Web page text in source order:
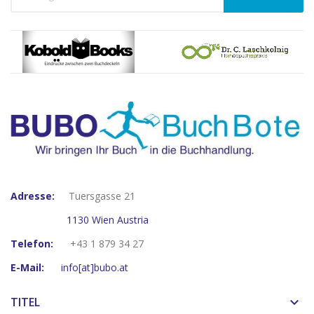
Adresse:
Tuersgasse 21
1130 Wien Austria
Telefon:
+43 1 879 34 27
E-Mail:
info[at]bubo.at
TITEL keyboard_arrow_down